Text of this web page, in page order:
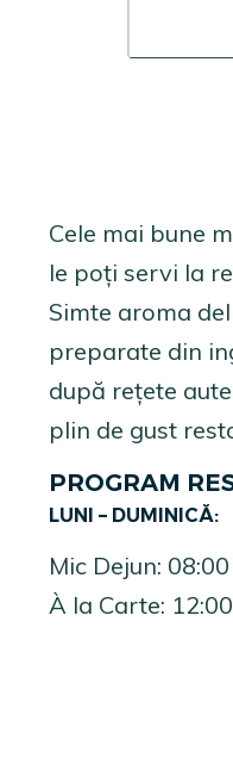
Cele mai bune
le poți servi la
Simte aroma
preparate din
după rețete
plin de gust
PROGRAM
LUNI – DUMINICĂ:
Mic Dejun:
À la Carte: